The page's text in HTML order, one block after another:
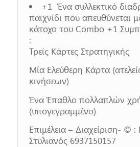
+1 Ένα συλλεκτικό
παιχνίδι που απευθύνεται
κάτοχο του Combo +1
:
Τρείς Κάρτες Στρατηγικής
Μία Ελεύθερη Κάρτα
κινήσεων)
Ένα Έπαθλο πολλαπλών
(υπογεγραμμένο)
Επιμέλεια – Διαχείριση- ©
Στυλιανός 6937150157